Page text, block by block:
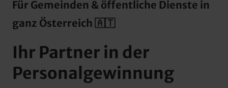
Für Gemeinden & öffentliche Dienste in
ganz Österreich 🇦🇹
Ihr Partner in der
Personalgewinnung